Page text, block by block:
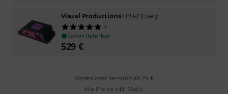
Visual ProductionsLPU-2 Cuety
1
Sofort lieferbar
529 €
Kostenloser Versand ab 29 €
Alle Preise inkl. MwSt.